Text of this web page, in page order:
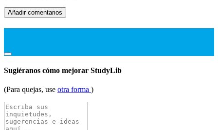
Añadir comentarios
Sugiéranos cómo mejorar StudyLib
(Para quejas, use otra forma )